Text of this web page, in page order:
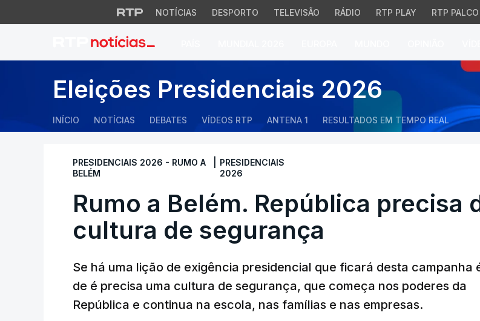
NOTÍCIAS DESPORTO TELEVISÃO RÁDIO RTP PLAY RTP PALCO
Rumo a Belém. República precisa
Eleições Presidenciais 2026
INÍCIO NOTÍCIAS DEBATES VÍDEOS RTP ANTENA 1 RESULTADOS EM TEMPO REAL
PRESIDENCIAIS 2026 - RUMO A
BELÉM
PRESIDENCIAIS
2026
Rumo a Belém. República precisa
cultura de segurança
Se há uma lição de exigência presidencial que ficará desta campanha
de é precisa uma cultura de segurança, que começa nos poderes da
República e continua na escola, nas famílias e nas empresas.